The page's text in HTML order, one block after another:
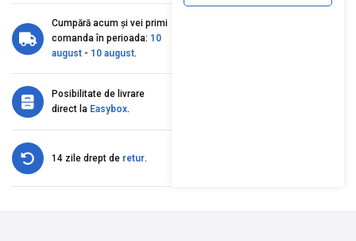
Cumpără acum și vei primi
comanda în perioada: 10
august - 10 august.
Posibilitate de livrare
direct la Easybox.
14 zile drept de retur.